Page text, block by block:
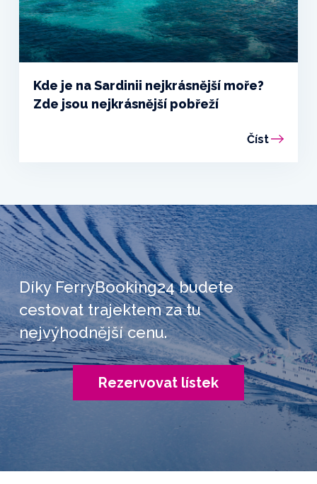
Kde je na Sardinii nejkrásnější moře?
Zde jsou nejkrásnější pobřeží
Číst
Díky FerryBooking24 budete
cestovat trajektem za tu
nejvýhodnější cenu.
Rezervovat lístek